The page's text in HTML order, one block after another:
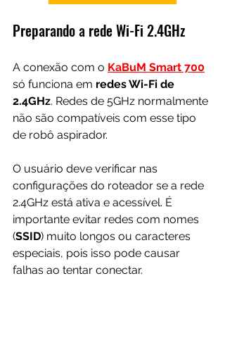
Preparando a rede Wi-Fi 2.4GHz
A conexão com o KaBuM Smart 700
só funciona em redes Wi-Fi de
2.4GHz. Redes de 5GHz normalmente
não são compatíveis com esse tipo
de robô aspirador.
O usuário deve verificar nas
configurações do roteador se a rede
2.4GHz está ativa e acessível. É
importante evitar redes com nomes
(SSID) muito longos ou caracteres
especiais, pois isso pode causar
falhas ao tentar conectar.